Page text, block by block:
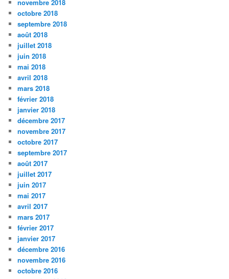
novembre 2018
octobre 2018
septembre 2018
août 2018
juillet 2018
juin 2018
mai 2018
avril 2018
mars 2018
février 2018
janvier 2018
décembre 2017
novembre 2017
octobre 2017
septembre 2017
août 2017
juillet 2017
juin 2017
mai 2017
avril 2017
mars 2017
février 2017
janvier 2017
décembre 2016
novembre 2016
octobre 2016